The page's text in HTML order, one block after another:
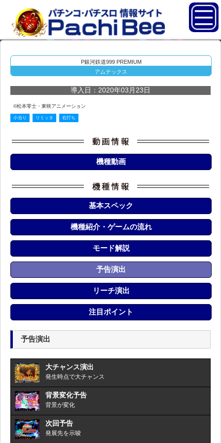
P銀河鉄道999 PREMIUM
アムテックス
導入日：2020年03月23日
©松本零士・東映アニメーション
小当り リミッタ 右打ち
機種動画
基本スペック
機種紹介・ゲームの流れ
モード解説
予告演出
リーチ演出
注目ポイント
予告演出
大チャンス演出
発生時点で大チャンス
背景変化予告
背景が変化
次回予告
発展先を示唆